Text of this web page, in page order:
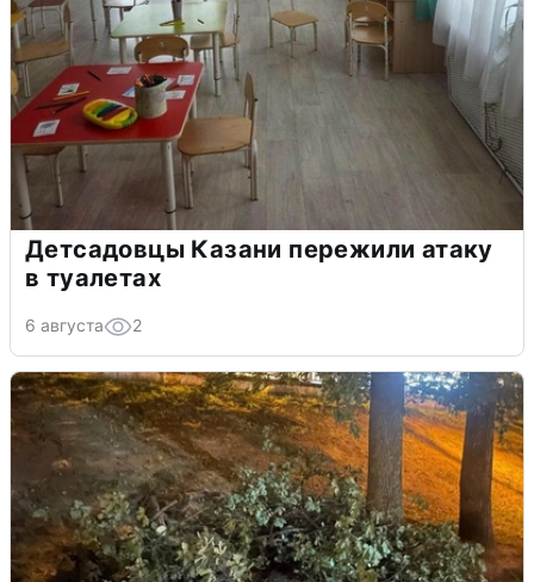
Детсадовцы Казани пережили атаку
в туалетах
6 августа 2